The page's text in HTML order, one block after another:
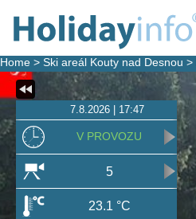
7.8.2026 | 17:47
V PROVOZU
5
23.1 °C
Home > Ski areál Kouty nad Desnou >